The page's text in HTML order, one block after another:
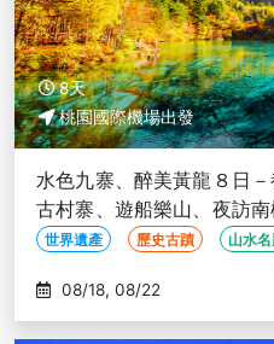
8天
桃園國際機場出發
水色九寨、醉美黃龍８日
古村寨、遊船樂山、夜訪
里、三排椅(文化參訪)
世界遺產 歷史古蹟 山水
08/18, 08/22